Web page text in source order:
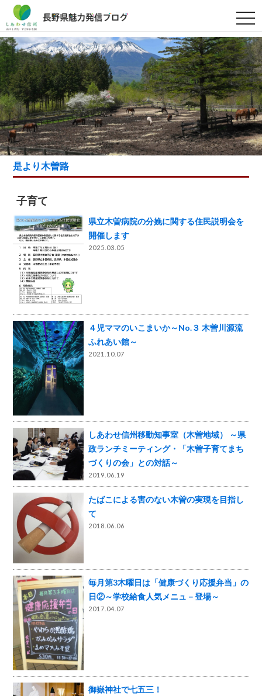
t
o
g
g
l
e
n
a
v
i
g
a
t
i
o
n
是より木曽路
子育て
県立木曽病院の分娩に関する住民説明会を
開催します
2025.03.05
４児ママのいこまいか～No.３ 木曽川源流
ふれあい館～
2021.10.07
しあわせ信州移動知事室（木曽地域） ～県
政ランチミーティング・「木曽子育てまち
づくりの会」との対話～
2019.06.19
たばこによる害のない木曽の実現を目指し
て
2018.06.06
毎月第3木曜日は「健康づくり応援弁当」の
日②～学校給食人気メニュ－登場～
2017.04.07
御嶽神社で七五三！